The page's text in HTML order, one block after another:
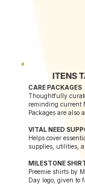
ITENS
CARE PACKAGES
Thoughtfully
reminding current
Packages are also
VITAL NEED
Helps cover
supplies, utilities,
MILESTONE
Preemie shirts by
Day logo, given to